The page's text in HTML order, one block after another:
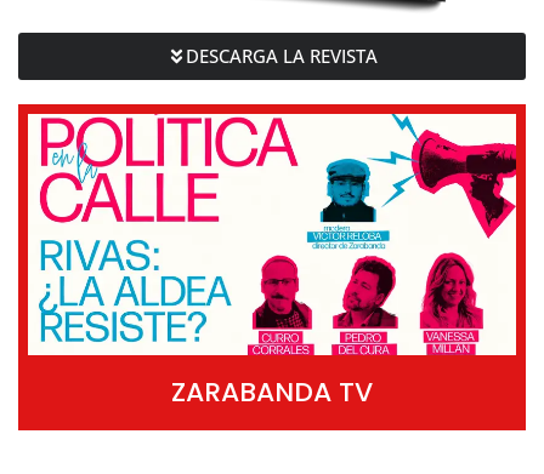
DESCARGA LA REVISTA
ZARABANDA TV